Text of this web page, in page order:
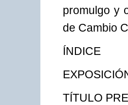
promulgo y
de Cambio
ÍNDICE
TÍTULO